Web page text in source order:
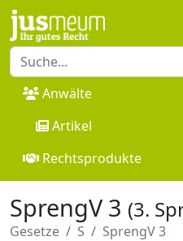
Anwälte
Artikel
Rechtsprodukte
SprengV 3 (3.
Gesetze S SprengV 3